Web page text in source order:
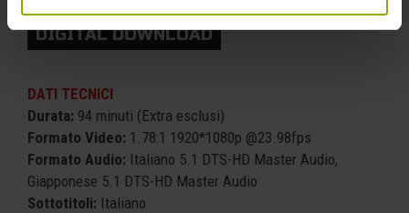
DIGITAL DOWNLOAD
DATI TECNICI
Durata: 94 minuti (Extra esclusi)
Formato Video: 1.78:1 1920*1080p @23.98fps
Formato Audio: Italiano 5.1 DTS-HD Master Audio,
Giapponese 5.1 DTS-HD Master Audio
Sottotitoli: Italiano